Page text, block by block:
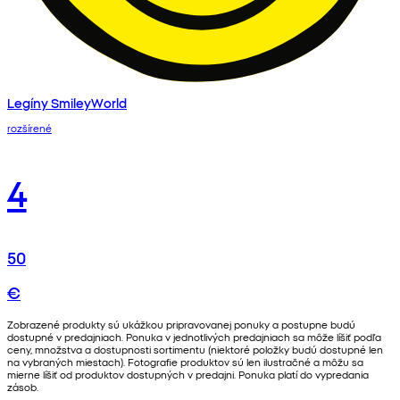
Legíny SmileyWorld
rozšírené
4
50
€
Zobrazené produkty sú ukážkou pripravovanej ponuky a postupne budú
dostupné v predajniach. Ponuka v jednotlivých predajniach sa môže líšiť podľa
ceny, množstva a dostupnosti sortimentu (niektoré položky budú dostupné len
na vybraných miestach). Fotografie produktov sú len ilustračné a môžu sa
mierne líšiť od produktov dostupných v predajni. Ponuka platí do vypredania
zásob.